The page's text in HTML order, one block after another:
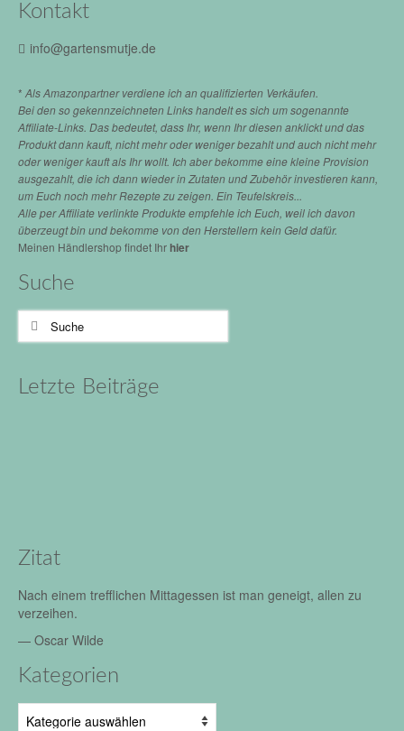
Kontakt
info@gartensmutje.de
* Als Amazonpartner verdiene ich an qualifizierten Verkäufen.
Bei den so gekennzeichneten Links handelt es sich um sogenannte
Affiliate-Links. Das bedeutet, dass Ihr, wenn Ihr diesen anklickt und das
Produkt dann kauft, nicht mehr oder weniger bezahlt und auch nicht mehr
oder weniger kauft als Ihr wollt. Ich aber bekomme eine kleine Provision
ausgezahlt, die ich dann wieder in Zutaten und Zubehör investieren kann,
um Euch noch mehr Rezepte zu zeigen. Ein Teufelskreis...
Alle per Affiliate verlinkte Produkte empfehle ich Euch, weil ich davon
überzeugt bin und bekomme von den Herstellern kein Geld dafür.
Meinen Händlershop findet Ihr hier
Suche
Suche
nach:
Letzte Beiträge
Zitat
Nach einem trefflichen Mittagessen ist man geneigt, allen zu
verzeihen.
— Oscar Wilde
Kategorien